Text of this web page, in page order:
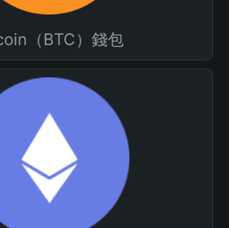
（BTC）錢包